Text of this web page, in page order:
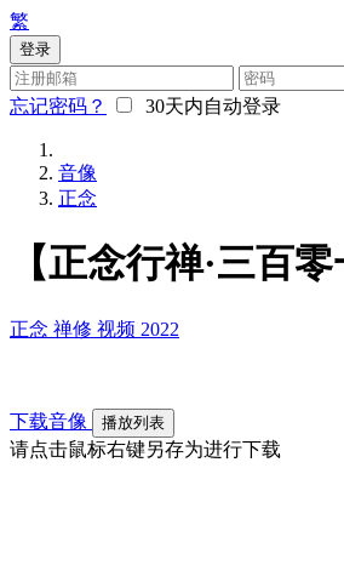
繁
登录
忘记密码？ 30天内自动登录
音像
正念
【正念行禅·三百零
正念 禅修 视频 2022
下载音像 播放列表
请点击鼠标右键另存为进行下载